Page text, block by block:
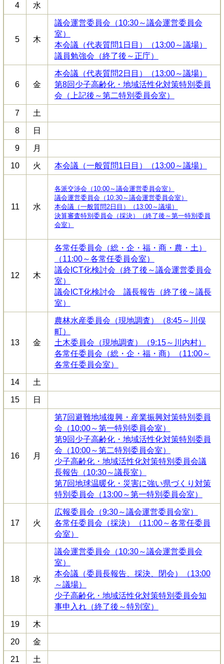
4 水
5 木
議会運営委員会（10:30～議会運営委員会
室）
本会議（代表質問1日目）（13:00～議場）
議員勉強会（終了後～正庁）
6 金
本会議（代表質問2日目）（13:00～議場）
第8回少子高齢化・地域活性化対策特別委員
会（上記後～第二特別委員会室）
7 土
8 日
9 月
10 火 本会議（一般質問1日目）（13:00～議場）
11 水
各派交渉会（10:00～議会運営委員会室）
議会運営委員会（10:30～議会運営委員会室）
本会議（一般質問2日目）（13:00～議場）
決算審査特別委員会（採決）（終了後～第一特別委員
会室）
12 木
各常任委員会（総・企・福・商・農・土）
（11:00～各常任委員会室）
議会ICT化検討会（終了後～議会運営委員会
室）
議会ICT化検討会 議長報告（終了後～議長
室）
13 金
農林水産委員会（現地調査）（8:45～川俣
町）
土木委員会（現地調査）（9:15～川内村）
各常任委員会（総・企・福・商）（11:00～
各常任委員会室）
14 土
15 日
16 月
第7回避難地域復興・産業振興対策特別委員
会（10:00～第一特別委員会室）
第9回少子高齢化・地域活性化対策特別委員
会（10:00～第二特別委員会室）
少子高齢化・地域活性化対策特別委員会議
長報告（10:30～議長室）
第7回地球温暖化・災害に強い県づくり対策
特別委員会（13:00～第一特別委員会室）
17 火
広報委員会（9:30～議会運営委員会室）
各常任委員会（採決）（11:00～各常任委員
会室）
18 水
議会運営委員会（10:30～議会運営委員会
室）
本会議（委員長報告、採決、閉会）（13:00
～議場）
少子高齢化・地域活性化対策特別委員会知
事申入れ（終了後～特別室）
19 木
20 金
21 土